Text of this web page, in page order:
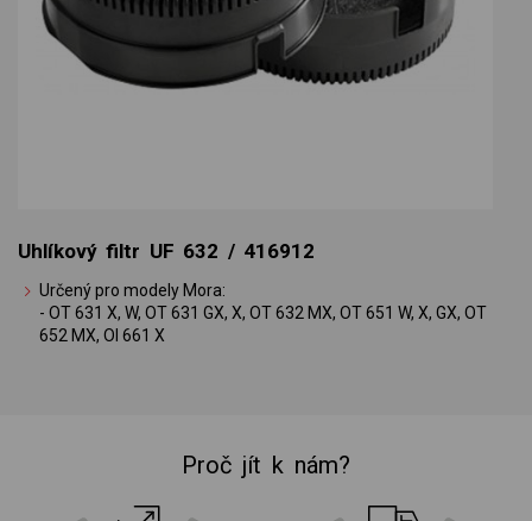
Uhlíkový filtr UF 632 / 416912
Určený pro modely Mora:
- OT 631 X, W, OT 631 GX, X, OT 632 MX, OT 651 W, X, GX, OT
652 MX, OI 661 X
Proč jít k nám?